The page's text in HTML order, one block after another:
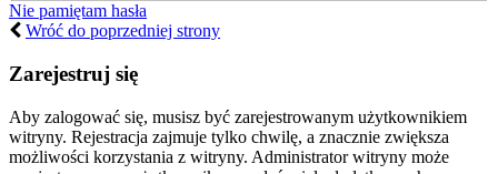
Nie pamiętam hasła
Wróć do poprzedniej strony
Zarejestruj się
Aby zalogować się, musisz być zarejestrowanym użytkownikiem
witryny. Rejestracja zajmuje tylko chwilę, a znacznie zwiększa
możliwości korzystania z witryny. Administrator witryny może